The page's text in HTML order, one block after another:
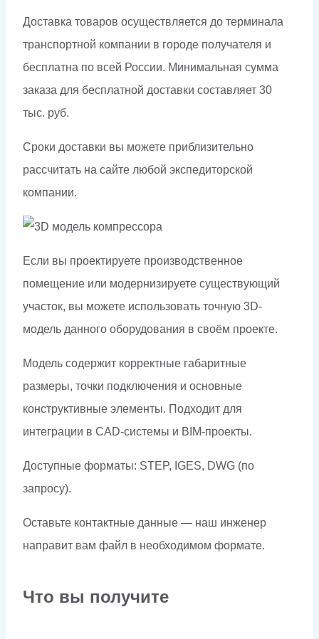
Доставка товаров осуществляется до терминала
транспортной компании в городе получателя и
бесплатна по всей России. Минимальная сумма
заказа для бесплатной доставки составляет 30
тыс. руб.
Сроки доставки вы можете приблизительно
рассчитать на сайте любой экспедиторской
компании.
Если вы проектируете производственное
помещение или модернизируете существующий
участок, вы можете использовать точную 3D-
модель данного оборудования в своём проекте.
Модель содержит корректные габаритные
размеры, точки подключения и основные
конструктивные элементы. Подходит для
интеграции в CAD-системы и BIM-проекты.
Доступные форматы: STEP, IGES, DWG (по
запросу).
Оставьте контактные данные — наш инженер
направит вам файл в необходимом формате.
Что вы получите